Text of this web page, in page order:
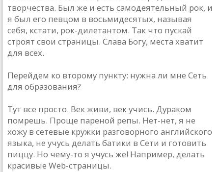
творчества. Был же и есть самодеятельный рок, и
я был его певцом в восьмидесятых, называя
себя, кстати, рок-дилетантом. Так что пускай
строят свои страницы. Слава Богу, места хватит
для всех.
Перейдем ко второму пункту: нужна ли мне Сеть
для образования?
Тут все просто. Век живи, век учись. Дураком
помрешь. Проще пареной репы. Нет-нет, я не
хожу в сетевые кружки разговорного английского
языка, не учусь делать батики в Сети и готовить
пиццу. Но чему-то я учусь же! Например, делать
красивые Web-страницы.